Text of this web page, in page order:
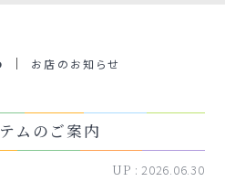
お店のお知らせ
ムのご案内
UP : 2026.06.30